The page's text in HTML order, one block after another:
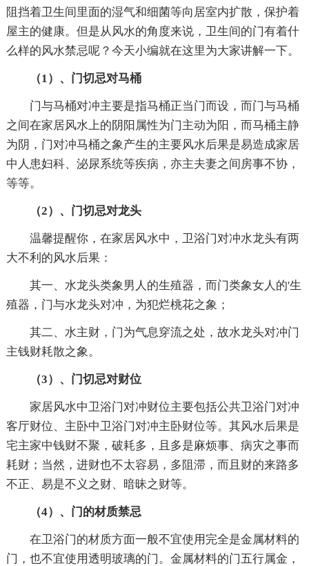
阻挡着卫生间里面的湿气和细菌等向居室内扩散，保护着
屋主的健康。但是从风水的角度来说，卫生间的门有着什
么样的风水禁忌呢？今天小编就在这里为大家讲解一下。
（1）、门切忌对马桶
门与马桶对冲主要是指马桶正当门而设，而门与马桶
之间在家居风水上的阴阳属性为门主动为阳，而马桶主静
为阴，门对冲马桶之象产生的主要风水后果是易造成家居
中人患妇科、泌尿系统等疾病，亦主夫妻之间房事不协，
等等。
（2）、门切忌对龙头
温馨提醒你，在家居风水中，卫浴门对冲水龙头有两
大不利的风水后果：
其一、水龙头类象男人的生殖器，而门类象女人的'生
殖器，门与水龙头对冲，为犯烂桃花之象；
其二、水主财，门为气息穿流之处，故水龙头对冲门
主钱财耗散之象。
（3）、门切忌对财位
家居风水中卫浴门对冲财位主要包括公共卫浴门对冲
客厅财位、主卧中卫浴门对冲主卧财位等。其风水后果是
宅主家中钱财不聚，破耗多，且多是麻烦事、病灾之事而
耗财；当然，进财也不太容易，多阻滞，而且财的来路多
不正、易是不义之财、暗昧之财等。
（4）、门的材质禁忌
在卫浴门的材质方面一般不宜使用完全是金属材料的
门，也不宜使用透明玻璃的门。金属材料的门五行属金，